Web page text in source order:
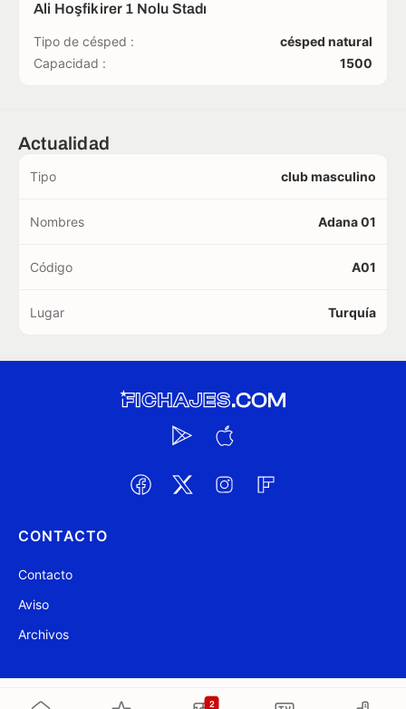
2
Ali Hoşfikirer 1 Nolu Stadı
Tipo de césped :
césped natural
Capacidad :
1500
Actualidad
Tipo club masculino
Nombres Adana 01
Código A01
Lugar Turquía
CONTACTO
Contacto
Aviso
Archivos